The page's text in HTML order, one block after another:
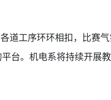
工序环环相扣，比赛气
。机电系将持续开展